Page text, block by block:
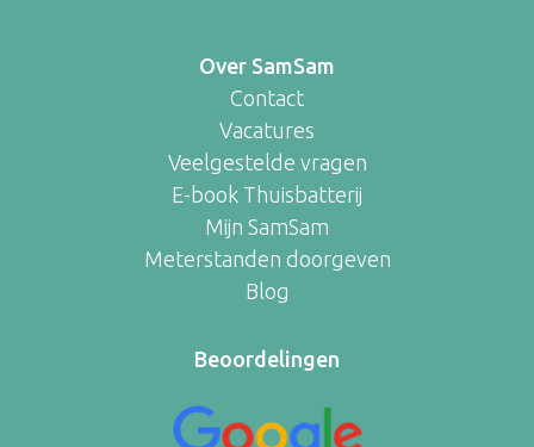
Over SamSam
Contact
Vacatures
Veelgestelde vragen
E-book Thuisbatterij
Mijn SamSam
Meterstanden doorgeven
Blog
Beoordelingen